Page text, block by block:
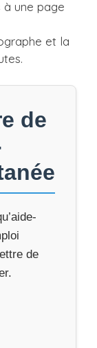
à une page
et la
de
de